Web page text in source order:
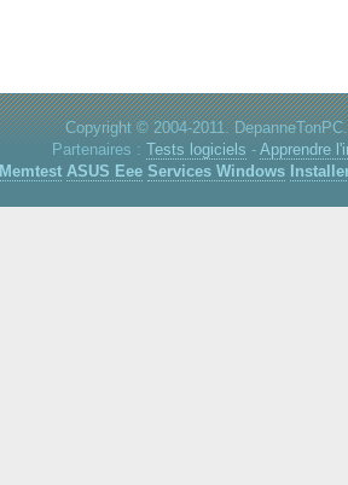
Copyright © 2004-2011.
Partenaires : Tests logiciels - Apprendre
Memtest ASUS Eee Services Windows